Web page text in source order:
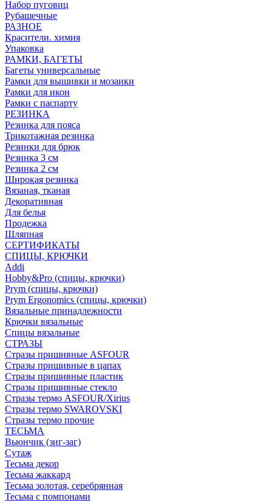
Набор пуговиц
Рубашечные
РАЗНОЕ
Красители. химия
Упаковка
РАМКИ, БАГЕТЫ
Багеты универсальные
Рамки для вышивки и мозаики
Рамки для икон
Рамки с паспарту
РЕЗИНКА
Резинка для пояса
Трикотажная резинка
Резинки для брюк
Резинка 3 см
Резинка 2 см
Широкая резинка
Вязаная, тканая
Декоративная
Для белья
Продежка
Шляпная
СЕРТИФИКАТЫ
СПИЦЫ, КРЮЧКИ
Addi
Hobby&Pro (спицы, крючки)
Prym (спицы, крючки)
Prym Ergonomics (спицы, крючки)
Вязальные принадлежности
Крючки вязальные
Спицы вязальные
СТРАЗЫ
Стразы пришивные ASFOUR
Стразы пришивные в цапах
Стразы пришивные пластик
Стразы пришивные стекло
Стразы термо ASFOUR/Xirius
Стразы термо SWAROVSKI
Стразы термо прочие
ТЕСЬМА
Вьюнчик (зиг-заг)
Сутаж
Тесьма декор
Тесьма жаккард
Тесьма золотая, серебрянная
Тесьма с помпонами